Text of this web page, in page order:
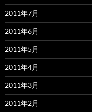
2011年7月
2011年6月
2011年5月
2011年4月
2011年3月
2011年2月